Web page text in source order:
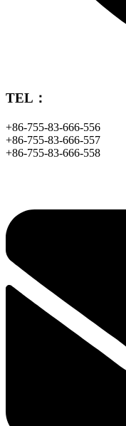
TEL：
+86-755-83-666-556
+86-755-83-666-557
+86-755-83-666-558